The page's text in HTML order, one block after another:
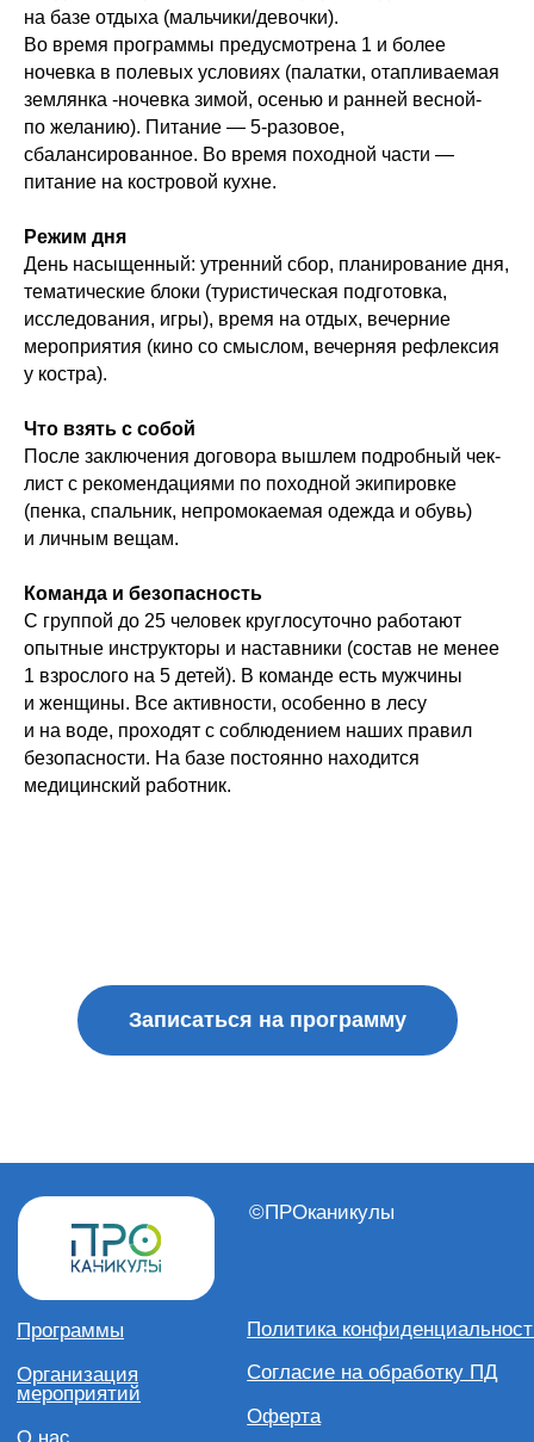
на базе отдыха (мальчики/девочки).
Во время программы предусмотрена 1 и более
ночевка в полевых условиях (палатки, отапливаемая
землянка -ночевка зимой, осенью и ранней весной-
по желанию). Питание — 5-разовое,
сбалансированное. Во время походной части —
питание на костровой кухне.
Режим дня
День насыщенный: утренний сбор, планирование дня,
тематические блоки (туристическая подготовка,
исследования, игры), время на отдых, вечерние
мероприятия (кино со смыслом, вечерняя рефлексия
у костра).
Что взять с собой
После заключения договора вышлем подробный чек-
лист с рекомендациями по походной экипировке
(пенка, спальник, непромокаемая одежда и обувь)
и личным вещам.
Команда и безопасность
С группой до 25 человек круглосуточно работают
опытные инструкторы и наставники (состав не менее
1 взрослого на 5 детей). В команде есть мужчины
и женщины. Все активности, особенно в лесу
и на воде, проходят с соблюдением наших правил
безопасности. На базе постоянно находится
медицинский работник.
Записаться на программу